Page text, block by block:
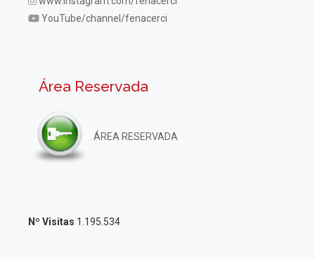
YouTube/channel/fenacerci
Área Reservada
ÁREA RESERVADA
Nº Visitas 1.195.534